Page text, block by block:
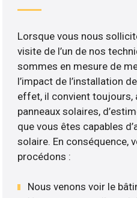
Lorsque vous nous
visite de l’un de nos
sommes en mesure de
l’impact de l’installation
effet, il convient toujours,
panneaux solaires,
que vous êtes capables
solaire. En conséquence,
procédons :
Nous venons voir le